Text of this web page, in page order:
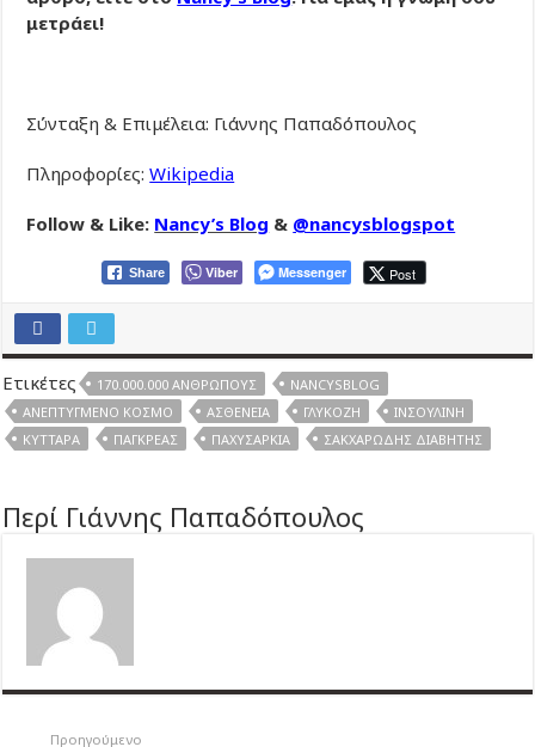
μετράει!
Σύνταξη & Επιμέλεια: Γιάννης Παπαδόπουλος
Πληροφορίες: Wikipedia
Follow & Like: Nancy’s Blog & @nancysblogspot
Share Viber Messenger Post
Ετικέτες 170.000.000 ΑΝΘΡΏΠΟΥΣ
NANCYSBLOG
ΑΝΕΠΤΥΓΜΈΝΟ ΚΌΣΜΟ
ΑΣΘΈΝΕΙΑ ΓΛΥΚΌΖΗ
ΙΝΣΟΥΛΊΝΗ
ΚΎΤΤΑΡΑ
ΠΆΓΚΡΕΑΣ ΠΑΧΥΣΑΡΚΊΑ ΣΑΚΧΑΡΏΔΗΣ ΔΙΑΒΉΤΗΣ
Περί Γιάννης Παπαδόπουλος
Προηγούμενο